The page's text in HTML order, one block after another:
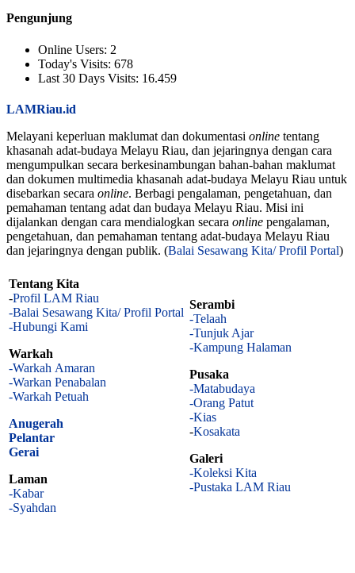
Pengunjung
Online Users: 2
Today's Visits: 678
Last 30 Days Visits: 16.459
LAMRiau.id
Melayani keperluan maklumat dan dokumentasi online tentang
khasanah adat-budaya Melayu Riau, dan jejaringnya dengan cara
mengumpulkan secara berkesinambungan bahan-bahan maklumat
dan dokumen multimedia khasanah adat-budaya Melayu Riau untuk
disebarkan secara online. Berbagi pengalaman, pengetahuan, dan
pemahaman tentang adat dan budaya Melayu Riau. Misi ini
dijalankan dengan cara mendialogkan secara online pengalaman,
pengetahuan, dan pemahaman tentang adat-budaya Melayu Riau
dan jejaringnya dengan publik. (Balai Sesawang Kita/ Profil Portal)
Tentang Kita
-Profil LAM Riau
-Balai Sesawang Kita/ Profil Portal
-Hubungi Kami
Warkah
-Warkah Amaran
-Warkan Penabalan
-Warkah Petuah
Anugerah
Pelantar
Gerai
Laman
-Kabar
-Syahdan
Serambi
-Telaah
-Tunjuk Ajar
-Kampung Halaman
Pusaka
-Matabudaya
-Orang Patut
-Kias
-Kosakata
Galeri
-Koleksi Kita
-Pustaka LAM Riau